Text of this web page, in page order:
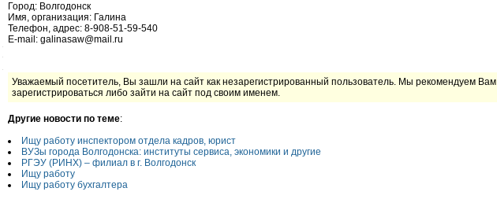
Город: Волгодонск
Имя, организация: Галина
Телефон, адрес: 8-908-51-59-540
E-mail: galinasaw@mail.ru
Уважаемый посетитель, Вы зашли на сайт как незарегистрированный пользователь. Мы рекомендуем Вам
зарегистрироваться либо зайти на сайт под своим именем.
Другие новости по теме:
Ищу работу инспектором отдела кадров, юрист
ВУЗы города Волгодонска: институты сервиса, экономики и другие
РГЭУ (РИНХ) – филиал в г. Волгодонск
Ищу работу
Ищу работу бухгалтера